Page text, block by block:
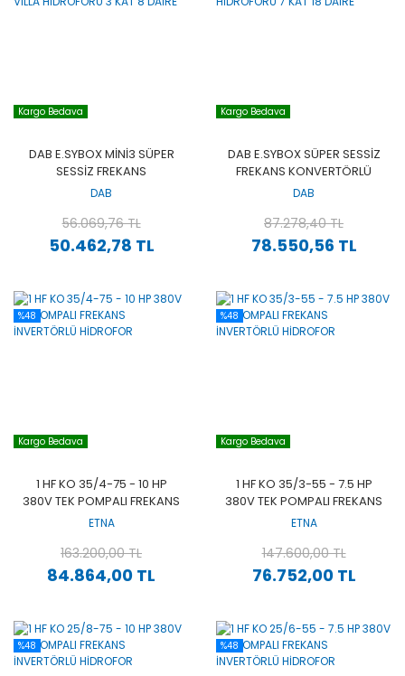
Kargo Bedava
DAB E.SYBOX MİNİ3 SÜPER
SESSİZ FREKANS
KONVERTÖRLÜ VİLLA
DAB
50.462,78 TL
56.069,76 TL
Kargo Bedava
DAB E.SYBOX SÜPER SESSİZ
FREKANS KONVERTÖRLÜ
VİLLA HİDROFORU 7 KAT 18
DAB
78.550,56 TL
87.278,40 TL
%48
Kargo Bedava
1 HF KO 35/4-75 - 10 HP
380V TEK POMPALI FREKANS
İNVERTÖRLÜ HİDROFOR
ETNA
84.864,00 TL
163.200,00 TL
%48
Kargo Bedava
1 HF KO 35/3-55 - 7.5 HP
380V TEK POMPALI FREKANS
İNVERTÖRLÜ HİDROFOR
ETNA
76.752,00 TL
147.600,00 TL
%48 %48